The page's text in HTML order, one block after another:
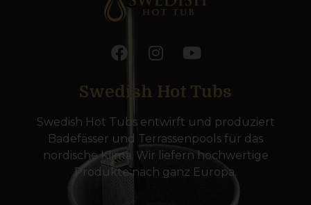
Swedish Hot Tubs
Swedish Hot Tubs entwirft und produziert
Badefässer und Terrassenpools für das
nordische Klima. Wir liefern hochwertige
Produkte nach ganz Europa.